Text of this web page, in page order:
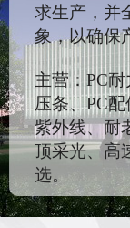
求生产，并
象，以确保
主营：PC
压条、PC
紫外线、耐
顶采光、高
选。